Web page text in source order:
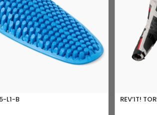
L1-B REV’IT!